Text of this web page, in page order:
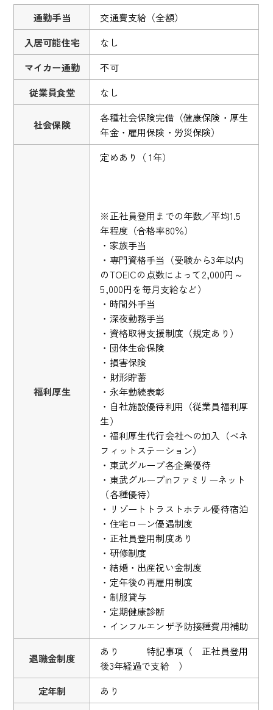
通勤手当
交通費支給（全額）
入居可能住宅
なし
マイカー通勤
不可
従業員食堂
なし
社会保険
各種社会保険完備（健康保険・厚生
年金・雇用保険・労災保険）
福利厚生
定めあり（ 1年）
※正社員登用までの年数／平均1.5
年程度（合格率80％）
・家族手当
・専門資格手当（受験から3年以内
のTOEICの点数によって2,000円～
5,000円を毎月支給など）
・時間外手当
・深夜勤務手当
・資格取得支援制度（規定あり）
・団体生命保険
・損害保険
・財形貯蓄
・永年勤続表彰
・自社施設優待利用（従業員福利厚
生）
・福利厚生代行会社への加入（ベネ
フィットステーション）
・東武グループ各企業優待
・東武グループinファミリーネット
（各種優待）
・リゾートトラストホテル優待宿泊
・住宅ローン優遇制度
・正社員登用制度あり
・研修制度
・結婚・出産祝い金制度
・定年後の再雇用制度
・制服貸与
・定期健康診断
・インフルエンザ予防接種費用補助
退職金制度
あり 特記事項（ 正社員登用
後3年経過で支給 ）
定年制
あり